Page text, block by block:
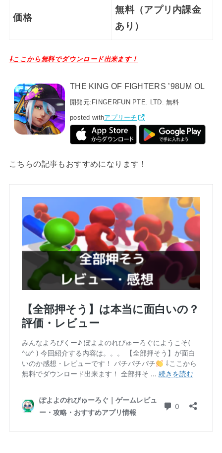
価格
無料（アプリ内課金
あり）
⇩ここから無料でダウンロード出来ます！
THE KING OF FIGHTERS ’98UM OL
開発元: FINGERFUN PTE. LTD. 無料
posted withアプリーチ
こちらの記事もおすすめになります！